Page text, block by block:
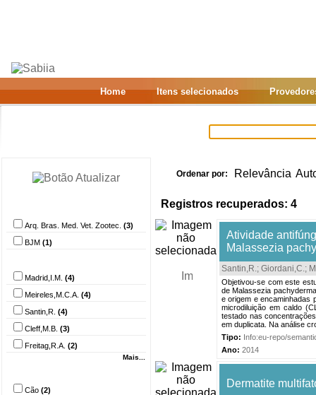
Home Itens selecionados
Arq. Bras. Med. Vet. Zootec. (3)
BJM (1)
Madrid,I.M. (4)
Meireles,M.C.A. (4)
Santin,R. (4)
Cleff,M.B. (3)
Freitag,R.A. (2)
Mais...
Cão (2)
Ordenar por: Relevância
Registros recuperados: 4
Atividade
Malassezia
Santin,R.; Giordani,C.;
Objetivou-se com este
de Malassezia
e origem e encaminhadas
microdiluição em caldo
testado nas
em duplicata. Na análise
Tipo: Info:eu-repo/
Ano: 2014
Dermatite